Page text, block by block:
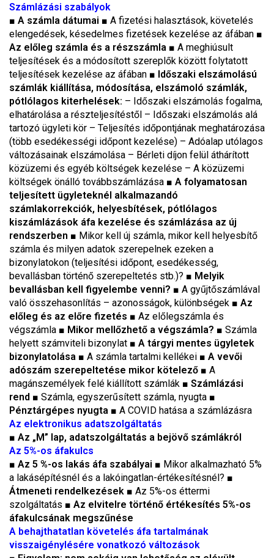
Számlázási szabályok
■ A számla dátumai ■ A fizetési halasztások, követelés
elengedések, késedelmes fizetések kezelése az áfában ■
Az előleg számla és a részszámla ■ A meghiúsult
teljesítések és a módosított szereplők között folytatott
teljesítések kezelése az áfában ■ Időszaki elszámolású
számlák kiállítása, módosítása, elszámoló számlák,
pótlólagos kiterhelések: – Időszaki elszámolás fogalma,
elhatárolása a részteljesítéstől – Időszaki elszámolás alá
tartozó ügyleti kör – Teljesítés időpontjának meghatározása
(több esedékességi időpont kezelése) – Adóalap utólagos
változásainak elszámolása – Bérleti díjon felül áthárított
közüzemi és egyéb költségek kezelése – A közüzemi
költségek önálló továbbszámlázása ■ A folyamatosan
teljesített ügyleteknél alkalmazandó
számlakorrekciók, helyesbítések, pótlólagos
kiszámlázások áfa kezelése és számlázása az új
rendszerben ■ Mikor kell új számla, mikor kell helyesbítő
számla és milyen adatok szerepelnek ezeken a
bizonylatokon (teljesítési időpont, esedékesség,
bevallásban történő szerepeltetés stb.)? ■ Melyik
bevallásban kell figyelembe venni? ■ A gyűjtőszámlával
való összehasonlítás – azonosságok, különbségek ■ Az
előleg és az előre fizetés ■ Az előlegszámla és
végszámla ■ Mikor mellőzhető a végszámla? ■ Számla
helyett számviteli bizonylat ■ A tárgyi mentes ügyletek
bizonylatolása ■ A számla tartalmi kellékei ■ A vevői
adószám szerepeltetése mikor kötelező ■ A
magánszemélyek felé kiállított számlák ■ Számlázási
rend ■ Számla, egyszerűsített számla, nyugta ■
Pénztárgépes nyugta ■ A COVID hatása a számlázásra
Az elektronikus adatszolgáltatás
■ Az „M” lap, adatszolgáltatás a bejövő számlákról
Az 5%-os áfakulcs
■ Az 5 %-os lakás áfa szabályai ■ Mikor alkalmazható 5%
a lakásépítésnél és a lakóingatlan-értékesítésnél? ■
Átmeneti rendelkezések ■ Az 5%-os éttermi
szolgáltatás ■ Az elvitelre történő értékesítés 5%-os
áfakulcsának megszűnése
A behajthatatlan követelés áfa tartalmának
visszaigénylésére vonatkozó változások